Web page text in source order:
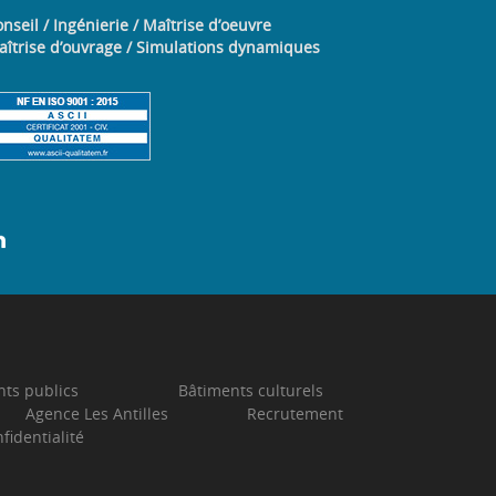
/ Ingénierie / Maîtrise d’oeuvre
d’ouvrage / Simulations dynamiques
publics
Bâtiments culturels
Agence Les Antilles
Recrutement